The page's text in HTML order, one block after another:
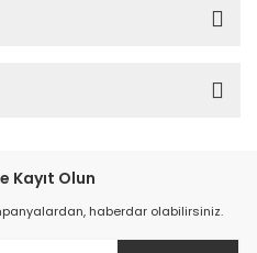
Kayıt Olun
haberdar olabilirsiniz.